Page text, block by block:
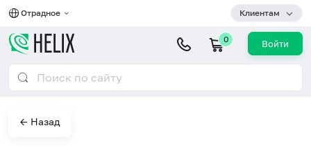
Отрадное Клиентам
0 Войти
← Назад